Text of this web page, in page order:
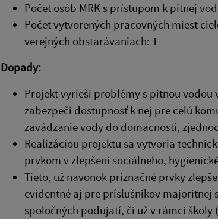
Počet osôb MRK s prístupom k pitnej
Počet vytvorených pracovných miest
verejných obstarávaniach: 1
Dopady:
Projekt vyrieši problémy s pitnou
zabezpečí dostupnosť k nej pre celú
zavádzanie vody do domácnosti,
Realizáciou projektu sa vytvoria
prvkom v zlepšení sociálneho,
Tieto, už navonok príznačné prvky
evidentné aj pre príslušníkov majoritnej
spoločných podujatí, či už v rámci